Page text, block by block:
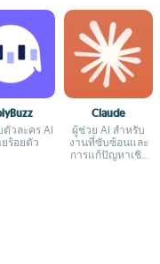
วละคร AI
ร้อยตัว
Claude
ผู้ช่วย AI สำหรับ
งานที่ซับซ้อนและ
การแก้ปัญหาเชิง